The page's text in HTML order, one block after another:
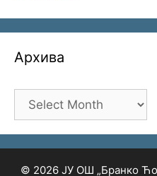
Архива
Архива
© 2026 ЈУ ОШ „Бранко